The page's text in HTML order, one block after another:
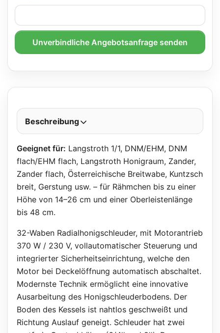
Unverbindliche Angebotsanfrage senden
Beschreibung
Geeignet für: Langstroth 1/1, DNM/EHM, DNM
flach/EHM flach, Langstroth Honigraum, Zander,
Zander flach, Österreichische Breitwabe, Kuntzsch
breit, Gerstung usw. – für Rähmchen bis zu einer
Höhe von 14–26 cm und einer Oberleistenlänge
bis 48 cm.
32-Waben Radialhonigschleuder, mit Motorantrieb
370 W / 230 V, vollautomatischer Steuerung und
integrierter Sicherheitseinrichtung, welche den
Motor bei Deckelöffnung automatisch abschaltet.
Modernste Technik ermöglicht eine innovative
Ausarbeitung des Honigschleuderbodens. Der
Boden des Kessels ist nahtlos geschweißt und
Richtung Auslauf geneigt. Schleuder hat zwei